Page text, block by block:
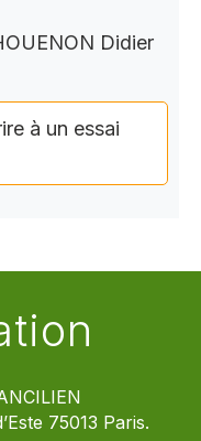
Didier
à un essai
75013 Paris.